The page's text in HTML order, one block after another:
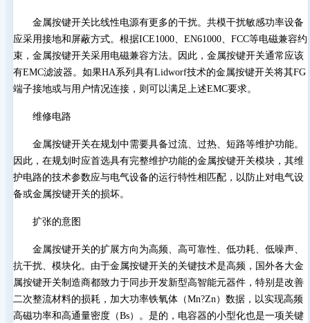
金属按键开关比线性电源有更多的干扰。共模干扰敏感功率设备
应采用接地和屏蔽方式。根据ICE1000、EN61000、FCC等电磁兼容约
束，金属按键开关采用电磁兼容方法。因此，金属按键开关通常应该
有EMC滤波器。如果HA系列具有Lidworf技术的金属按键开关将其FG
端子接地或与用户情况连接，则可以满足上述EMC要求。
维修电路
金属按键开关在规划中需要具备过流、过热、短路等维护功能。
因此，在规划时应首选具有完整维护功能的金属按键开关模块，其维
护电路的技术参数应与电气设备的运行特性相匹配，以防止对电气设
备或金属按键开关的损坏。
扩张的意图
金属按键开关的扩展方向为高频、高可靠性、低功耗、低噪声、
抗干扰、模块化。由于金属按键开关的关键技术是高频，国外各大金
属按键开关制造商都致力于同步开发新型高智能元器件，特别是改善
二次整流材料的损耗，加大功率铁氧体（Mn?Zn）数据，以实现高频
高磁功率和高通量密度（Bs）。是的，电容器的小型化也是一项关键